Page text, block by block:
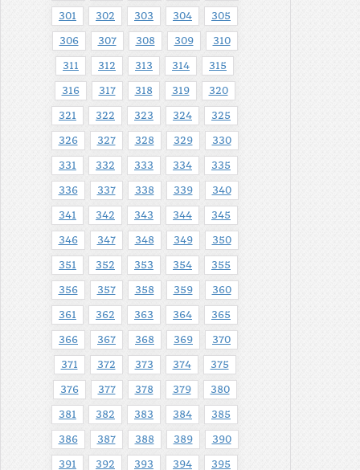
301 302 303 304 305
306 307 308 309 310
311 312 313 314 315
316 317 318 319 320
321 322 323 324 325
326 327 328 329 330
331 332 333 334 335
336 337 338 339 340
341 342 343 344 345
346 347 348 349 350
351 352 353 354 355
356 357 358 359 360
361 362 363 364 365
366 367 368 369 370
371 372 373 374 375
376 377 378 379 380
381 382 383 384 385
386 387 388 389 390
391 392 393 394 395